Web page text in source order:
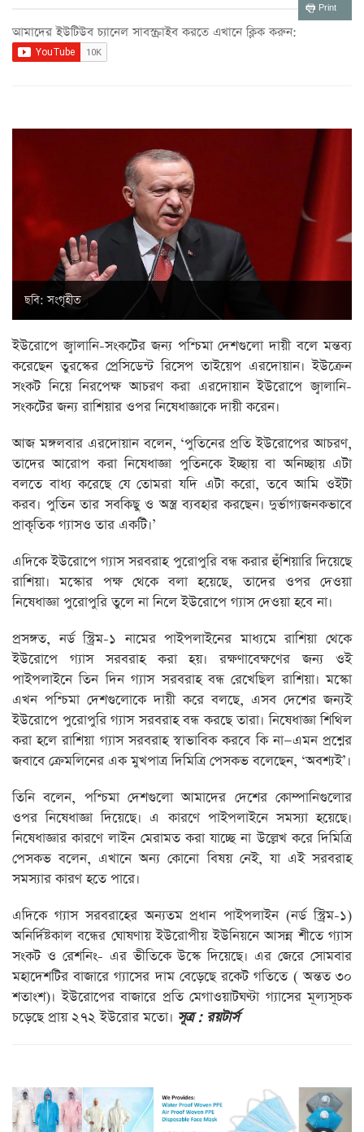
Print
আমাদের ইউটিউব চ্যানেল সাবস্ক্রাইব করতে এখানে ক্লিক করুন:
ছবি: সংগৃহীত
ইউরোপে জ্বালানি-সংকটের জন্য পশ্চিমা দেশগুলো দায়ী বলে মন্তব্য
করেছেন তুরস্কের প্রেসিডেন্ট রিসেপ তাইয়েপ এরদোয়ান। ইউক্রেন
সংকট নিয়ে নিরপেক্ষ আচরণ করা এরদোয়ান ইউরোপে জ্বালানি-
সংকটের জন্য রাশিয়ার ওপর নিষেধাজ্ঞাকে দায়ী করেন।
আজ মঙ্গলবার এরদোয়ান বলেন, ‘পুতিনের প্রতি ইউরোপের আচরণ,
তাদের আরোপ করা নিষেধাজ্ঞা পুতিনকে ইচ্ছায় বা অনিচ্ছায় এটা
বলতে বাধ্য করেছে যে তোমরা যদি এটা করো, তবে আমি ওইটা
করব। পুতিন তার সবকিছু ও অস্ত্র ব্যবহার করছেন। দুর্ভাগ্যজনকভাবে
প্রাকৃতিক গ্যাসও তার একটি।’
এদিকে ইউরোপে গ্যাস সরবরাহ পুরোপুরি বন্ধ করার হুঁশিয়ারি দিয়েছে
রাশিয়া। মস্কোর পক্ষ থেকে বলা হয়েছে, তাদের ওপর দেওয়া
নিষেধাজ্ঞা পুরোপুরি তুলে না নিলে ইউরোপে গ্যাস দেওয়া হবে না।
প্রসঙ্গত, নর্ড স্ট্রিম-১ নামের পাইপলাইনের মাধ্যমে রাশিয়া থেকে
ইউরোপে গ্যাস সরবরাহ করা হয়। রক্ষণাবেক্ষণের জন্য ওই
পাইপলাইনে তিন দিন গ্যাস সরবরাহ বন্ধ রেখেছিল রাশিয়া। মস্কো
এখন পশ্চিমা দেশগুলোকে দায়ী করে বলছে, এসব দেশের জন্যই
ইউরোপে পুরোপুরি গ্যাস সরবরাহ বন্ধ করছে তারা। নিষেধাজ্ঞা শিথিল
করা হলে রাশিয়া গ্যাস সরবরাহ স্বাভাবিক করবে কি না—এমন প্রশ্নের
জবাবে ক্রেমলিনের এক মুখপাত্র দিমিত্রি পেসকভ বলেছেন, ‘অবশ্যই’।
তিনি বলেন, পশ্চিমা দেশগুলো আমাদের দেশের কোম্পানিগুলোর
ওপর নিষেধাজ্ঞা দিয়েছে। এ কারণে পাইপলাইনে সমস্যা হয়েছে।
নিষেধাজ্ঞার কারণে লাইন মেরামত করা যাচ্ছে না উল্লেখ করে দিমিত্রি
পেসকভ বলেন, এখানে অন্য কোনো বিষয় নেই, যা এই সরবরাহ
সমস্যার কারণ হতে পারে।
এদিকে গ্যাস সরবরাহের অন্যতম প্রধান পাইপলাইন (নর্ড স্ট্রিম-১)
অনির্দিষ্টকাল বন্ধের ঘোষণায় ইউরোপীয় ইউনিয়নে আসন্ন শীতে গ্যাস
সংকট ও রেশনিং- এর ভীতিকে উস্কে দিয়েছে। এর জেরে সোমবার
মহাদেশটির বাজারে গ্যাসের দাম বেড়েছে রকেট গতিতে ( অন্তত ৩০
শতাংশ)। ইউরোপের বাজারে প্রতি মেগাওয়াটঘণ্টা গ্যাসের মূল্যসূচক
চড়েছে প্রায় ২৭২ ইউরোর মতো। সূত্র : রয়টার্স